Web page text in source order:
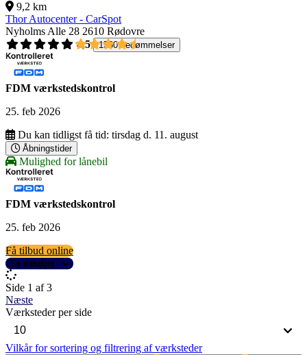
9,2 km
Thor Autocenter - CarSpot
Nyholms Alle 28 2610 Rødovre
4,5
1560 bedømmelser
FDM værkstedskontrol
25. feb 2026
Du kan tidligst få tid: tirsdag d. 11. august
Åbningstider
Mulighed for lånebil
FDM værkstedskontrol
25. feb 2026
Få tilbud online
Se detaljer
Side 1 af 3
Næste
Værksteder per side
Vilkår for sortering og filtrering af værksteder